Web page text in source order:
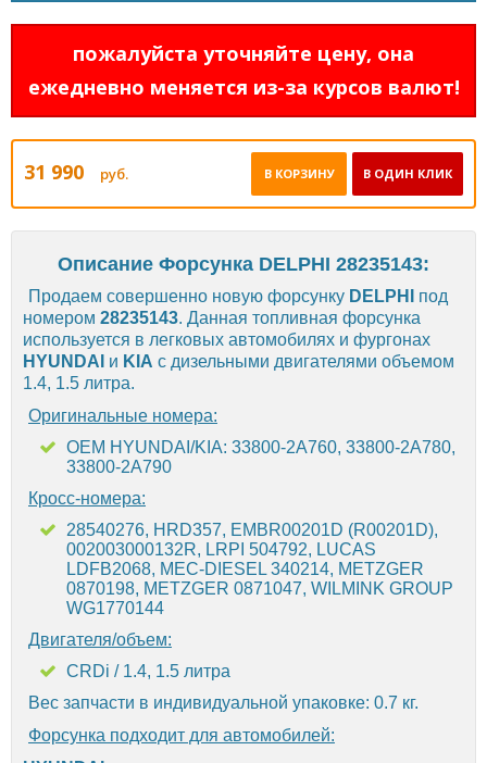
пожалуйста уточняйте цену, она
ежедневно меняется из-за курсов валют!
31 990 руб. В ОДИН КЛИК
В КОРЗИНУ
Описание Форсунка DELPHI 28235143:
Продаем совершенно новую форсунку DELPHI
под
номером 28235143. Данная топливная форсунка
используется в легковых автомобилях и фургонах
HYUNDAI и KIA с дизельными двигателями объемом
1.4, 1.5 литра.
Оригинальные номера:
OEM HYUNDAI/KIA: 33800-2A760, 33800-2A780,
33800-2A790
Кросс-номера:
28540276, HRD357, EMBR00201D (R00201D),
002003000132R, LRPI 504792, LUCAS
LDFB2068, MEC-DIESEL 340214, METZGER
0870198, METZGER 0871047, WILMINK GROUP
WG1770144
Двигателя/объем:
CRDi / 1.4, 1.5 литра
Вес запчасти в индивидуальной упаковке: 0.7 кг.
Форсунка подходит для автомобилей: